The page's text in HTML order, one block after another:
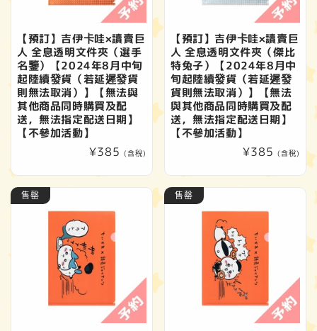
【預訂】吉伊卡哇×讀賣巨
人 全息透明文件夾（選手
名鑒）【2024年8月中旬
起陸續發貨（若延遲發貨
則無法取消）】【無法與
其他商品同時購買及配
送，無法指定配送日期】
【不參加活動】
定
¥385 (含稅)
【預訂】吉伊卡哇×讀賣巨
人 全息透明文件夾（傑比
特兔子）【2024年8月中
旬起陸續發貨（若延遲發
貨則無法取消）】【無法
與其他商品同時購買及配
送，無法指定配送日期】
【不參加活動】
定
¥385 (含稅)
售罄 售罄